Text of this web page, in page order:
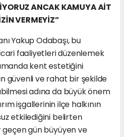
ANCAK KAMUYA AİT
VERMEYİZ”
Yakup Odabaşı, bu
faaliyetleri düzenlemek
kent estetiğini
güvenli ve rahat bir şekilde
adına da büyük önem
işgallerinin ilçe halkının
etkilediğini belirten
geçen gün büyüyen ve